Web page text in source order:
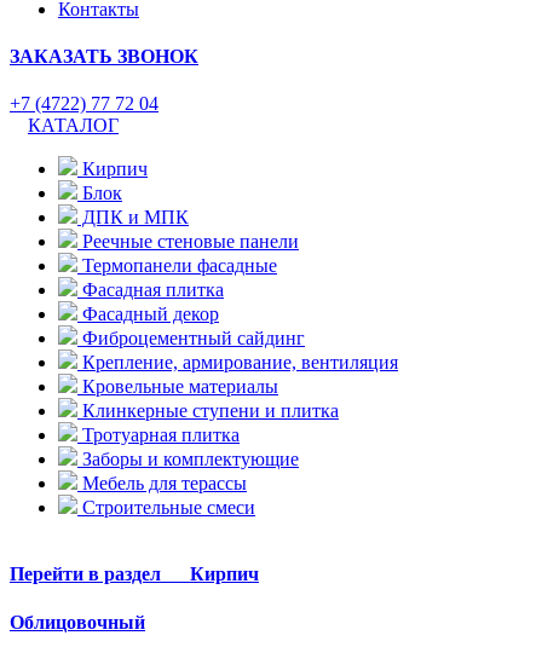
Контакты
ЗАКАЗАТЬ ЗВОНОК
+7 (4722) 77 72 04
КАТАЛОГ
Кирпич
Блок
ДПК и МПК
Реечные стеновые панели
Термопанели фасадные
Фасадная плитка
Фасадный декор
Фиброцементный сайдинг
Крепление, армирование, вентиляция
Кровельные материалы
Клинкерные ступени и плитка
Тротуарная плитка
Заборы и комплектующие
Мебель для терассы
Строительные смеси
Перейти в раздел Кирпич
Облицовочный